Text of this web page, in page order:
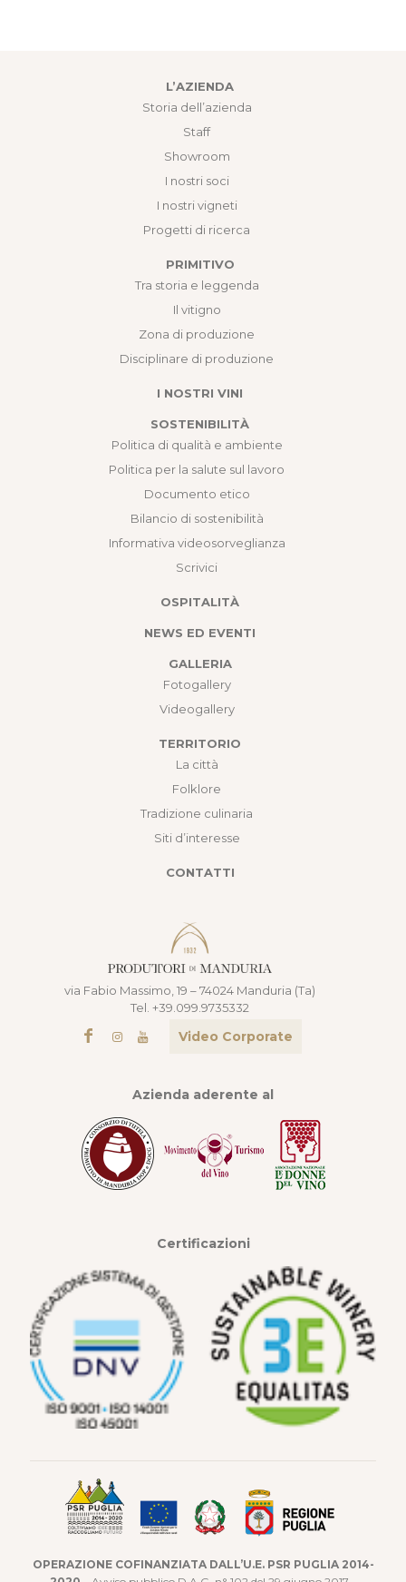
L’AZIENDA
Storia dell’azienda
Staff
Showroom
I nostri soci
I nostri vigneti
Progetti di ricerca
PRIMITIVO
Tra storia e leggenda
Il vitigno
Zona di produzione
Disciplinare di produzione
I NOSTRI VINI
SOSTENIBILITÀ
Politica di qualità e ambiente
Politica per la salute sul lavoro
Documento etico
Bilancio di sostenibilità
Informativa videosorveglianza
Scrivici
OSPITALITÀ
NEWS ED EVENTI
GALLERIA
Fotogallery
Videogallery
TERRITORIO
La città
Folklore
Tradizione culinaria
Siti d’interesse
CONTATTI
via Fabio Massimo, 19 – 74024 Manduria (Ta)
Tel. +39.099.9735332
Video Corporate
Azienda aderente al
Certificazioni
OPERAZIONE COFINANZIATA DALL’U.E. PSR PUGLIA 2014-